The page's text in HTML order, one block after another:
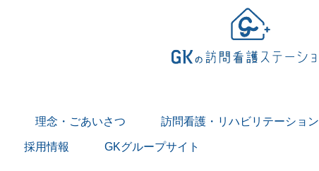
理念・ごあいさつ 訪問看護・リハビリテーション
> 訪問看護とは
> 訪問リハビリテーションとは
採用情報 GKグループサイト